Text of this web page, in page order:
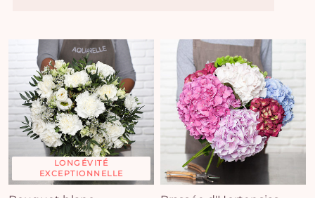
LONGÉVITÉ
EXCEPTIONNELLE